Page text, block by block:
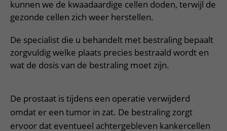
kunnen we de kwaadaardige cellen doden, terwijl de
gezonde cellen zich weer herstellen.
De specialist die u behandelt met bestraling bepaalt
zorgvuldig welke plaats precies bestraald wordt en
wat de dosis van de bestraling moet zijn.
De prostaat is tijdens een operatie verwijderd
omdat er een tumor in zat. De bestraling zorgt
ervoor dat eventueel achtergebleven kankercellen